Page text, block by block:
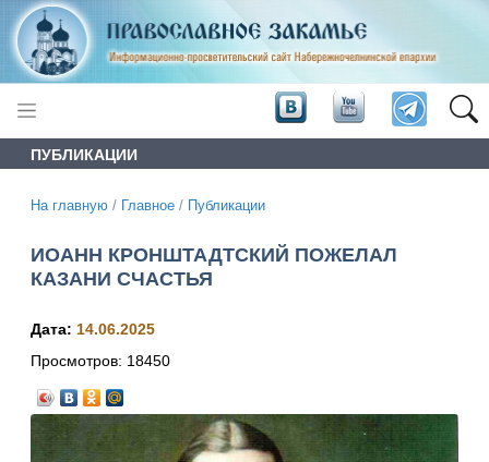
ПУБЛИКАЦИИ
На главную / Главное / Публикации
ИОАНН КРОНШТАДТСКИЙ ПОЖЕЛАЛ
КАЗАНИ СЧАСТЬЯ
Дата: 14.06.2025
Просмотров: 18450